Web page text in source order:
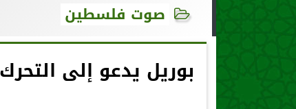
صوت فلسطين
بوريل يدعو إلى